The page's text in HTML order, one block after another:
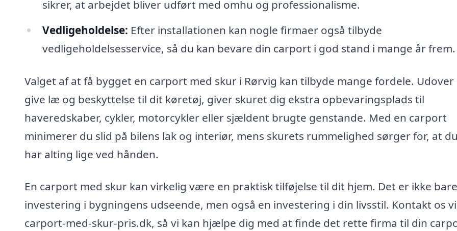
sikrer, at arbejdet bliver udført med omhu og professionalisme.
Vedligeholdelse: Efter installationen kan nogle firmaer også tilbyde
vedligeholdelsesservice, så du kan bevare din carport i god stand i mange år frem.
Valget af at få bygget en carport med skur i Rørvig kan tilbyde mange fordele. Udover
give læ og beskyttelse til dit køretøj, giver skuret dig ekstra opbevaringsplads til
haveredskaber, cykler, motorcykler eller sjældent brugte genstande. Med en carport
minimerer du slid på bilens lak og interiør, mens skurets rummelighed sørger for, at
har alting lige ved hånden.
En carport med skur kan virkelig være en praktisk tilføjelse til dit hjem. Det er ikke
investering i bygningens udseende, men også en investering i din livsstil. Kontakt os
carport-med-skur-pris.dk, så vi kan hjælpe dig med at finde det rette firma til din